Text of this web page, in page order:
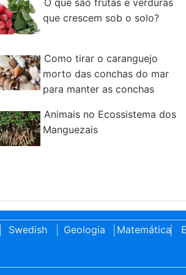
O que são frutas e verduras
que crescem sob o solo?
Como tirar o caranguejo
morto das conchas do mar
para manter as conchas
Animais no Ecossistema dos
Manguezais
Swedish Geologia Matemática|